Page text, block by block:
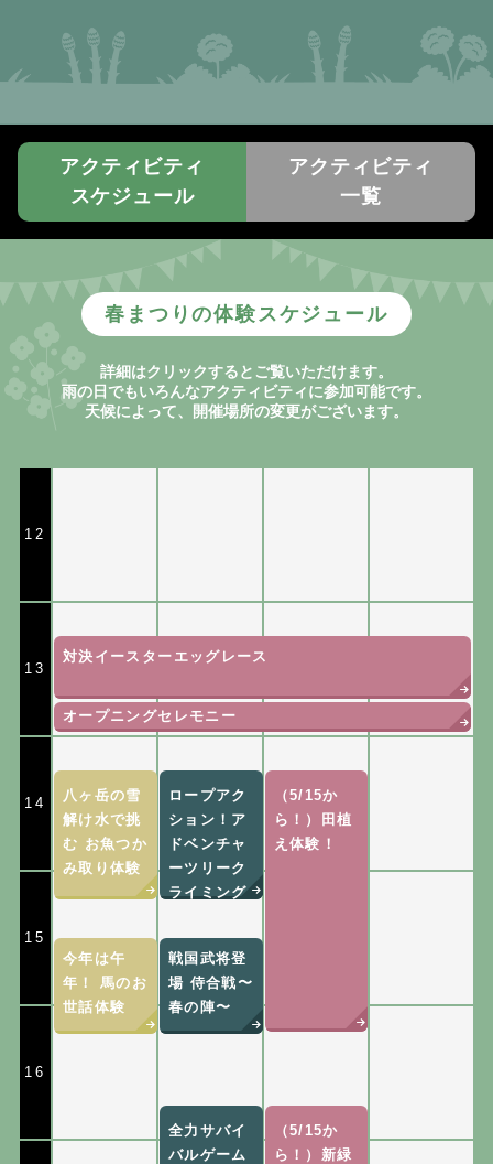
アクティビティ
スケジュール
アクティビティ
一覧
春まつりの体験スケジュール
詳細はクリックするとご覧いただけます。
雨の日でもいろんなアクティビティに参加可能です。
天候によって、開催場所の変更がございます。
12
13
14
15
16
対決イースターエッグレース
（5/15か
ら！）田植
え体験！
（5/15か
ら！）新緑
オープニングセレモニー
八ヶ岳の雪
解け水で挑
む お魚つか
み取り体験
ロープアク
ション！ア
ドベンチャ
ーツリーク
ライミング
戦国武将登
場 侍合戦〜
春の陣〜
今年は午
年！ 馬のお
世話体験
全力サバイ
バルゲーム